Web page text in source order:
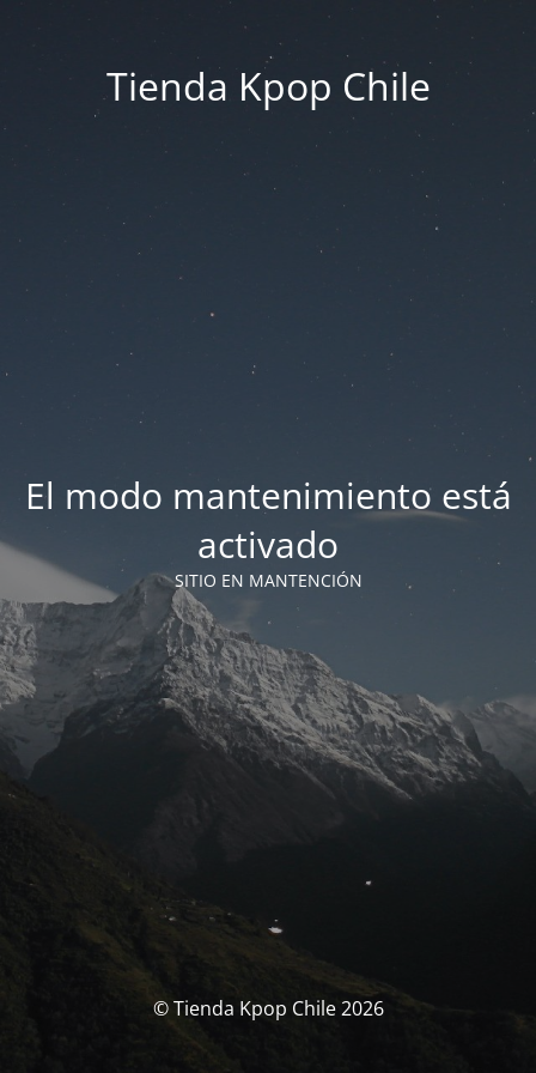
Tienda Kpop Chile
El modo mantenimiento está
activado
SITIO EN MANTENCIÓN
© Tienda Kpop Chile 2026